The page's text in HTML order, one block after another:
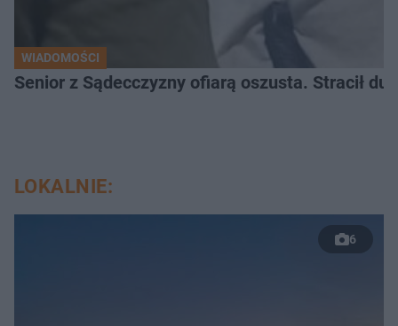
WIADOMOŚCI
Senior z Sądecczyzny ofiarą oszusta. Stracił
LOKALNIE:
6